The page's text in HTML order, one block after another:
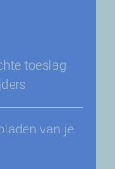
toeslag
van je